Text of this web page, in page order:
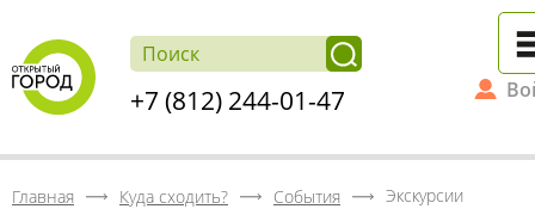
+7 (812) 244-01-47
Главная Куда сходить? События Экскурсии